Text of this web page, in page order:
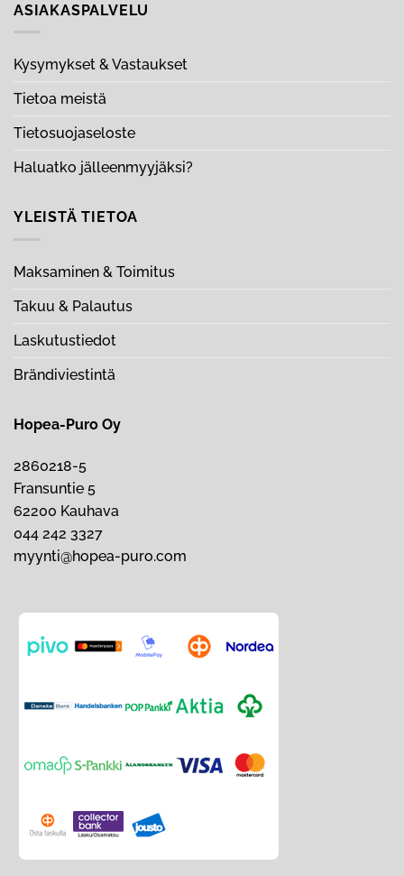
ASIAKASPALVELU
Kysymykset & Vastaukset
Tietoa meistä
Tietosuojaseloste
Haluatko jälleenmyyjäksi?
YLEISTÄ TIETOA
Maksaminen & Toimitus
Takuu & Palautus
Laskutustiedot
Brändiviestintä
Hopea-Puro Oy
2860218-5
Fransuntie 5
62200 Kauhava
044 242 3327
myynti@hopea-puro.com